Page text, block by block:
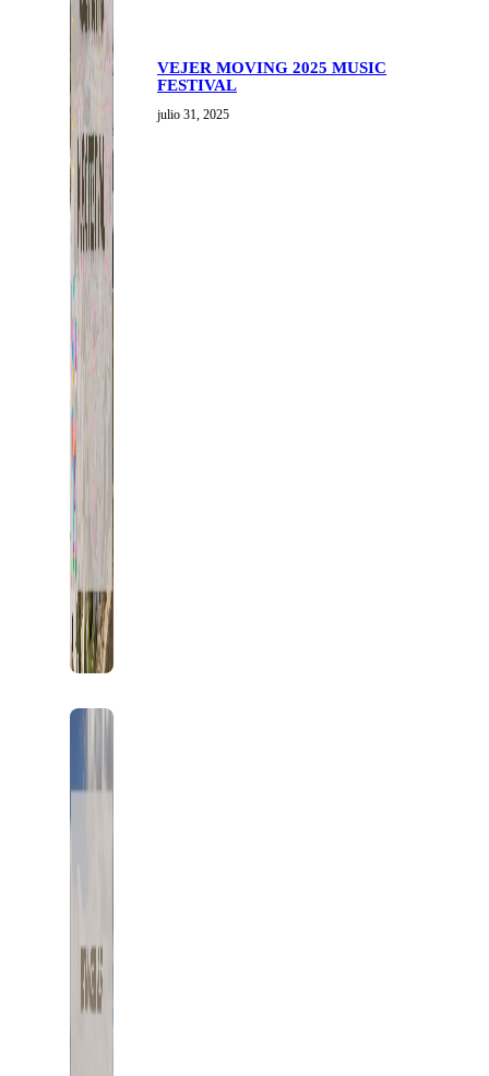
VEJER MOVING 2025 MUSIC
FESTIVAL
julio 31, 2025